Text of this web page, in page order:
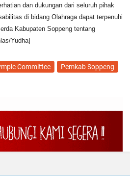
dan dukungan dari seluruh pihak
di bidang Olahraga dapat terpenuhi
Kabupaten Soppeng tentang
Yudha]
Committee
Pemkab Soppeng